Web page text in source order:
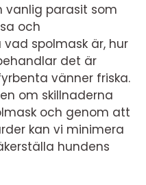
vanlig parasit som
och
spolmask är, hur
det är
vänner friska.
om skillnaderna
och genom att
kan vi minimera
hundens